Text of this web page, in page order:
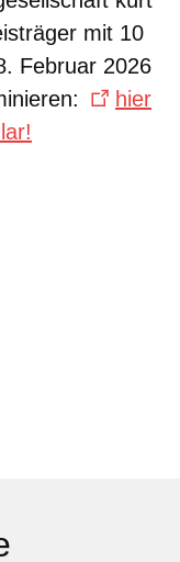
mit 10
Februar 2026
hier